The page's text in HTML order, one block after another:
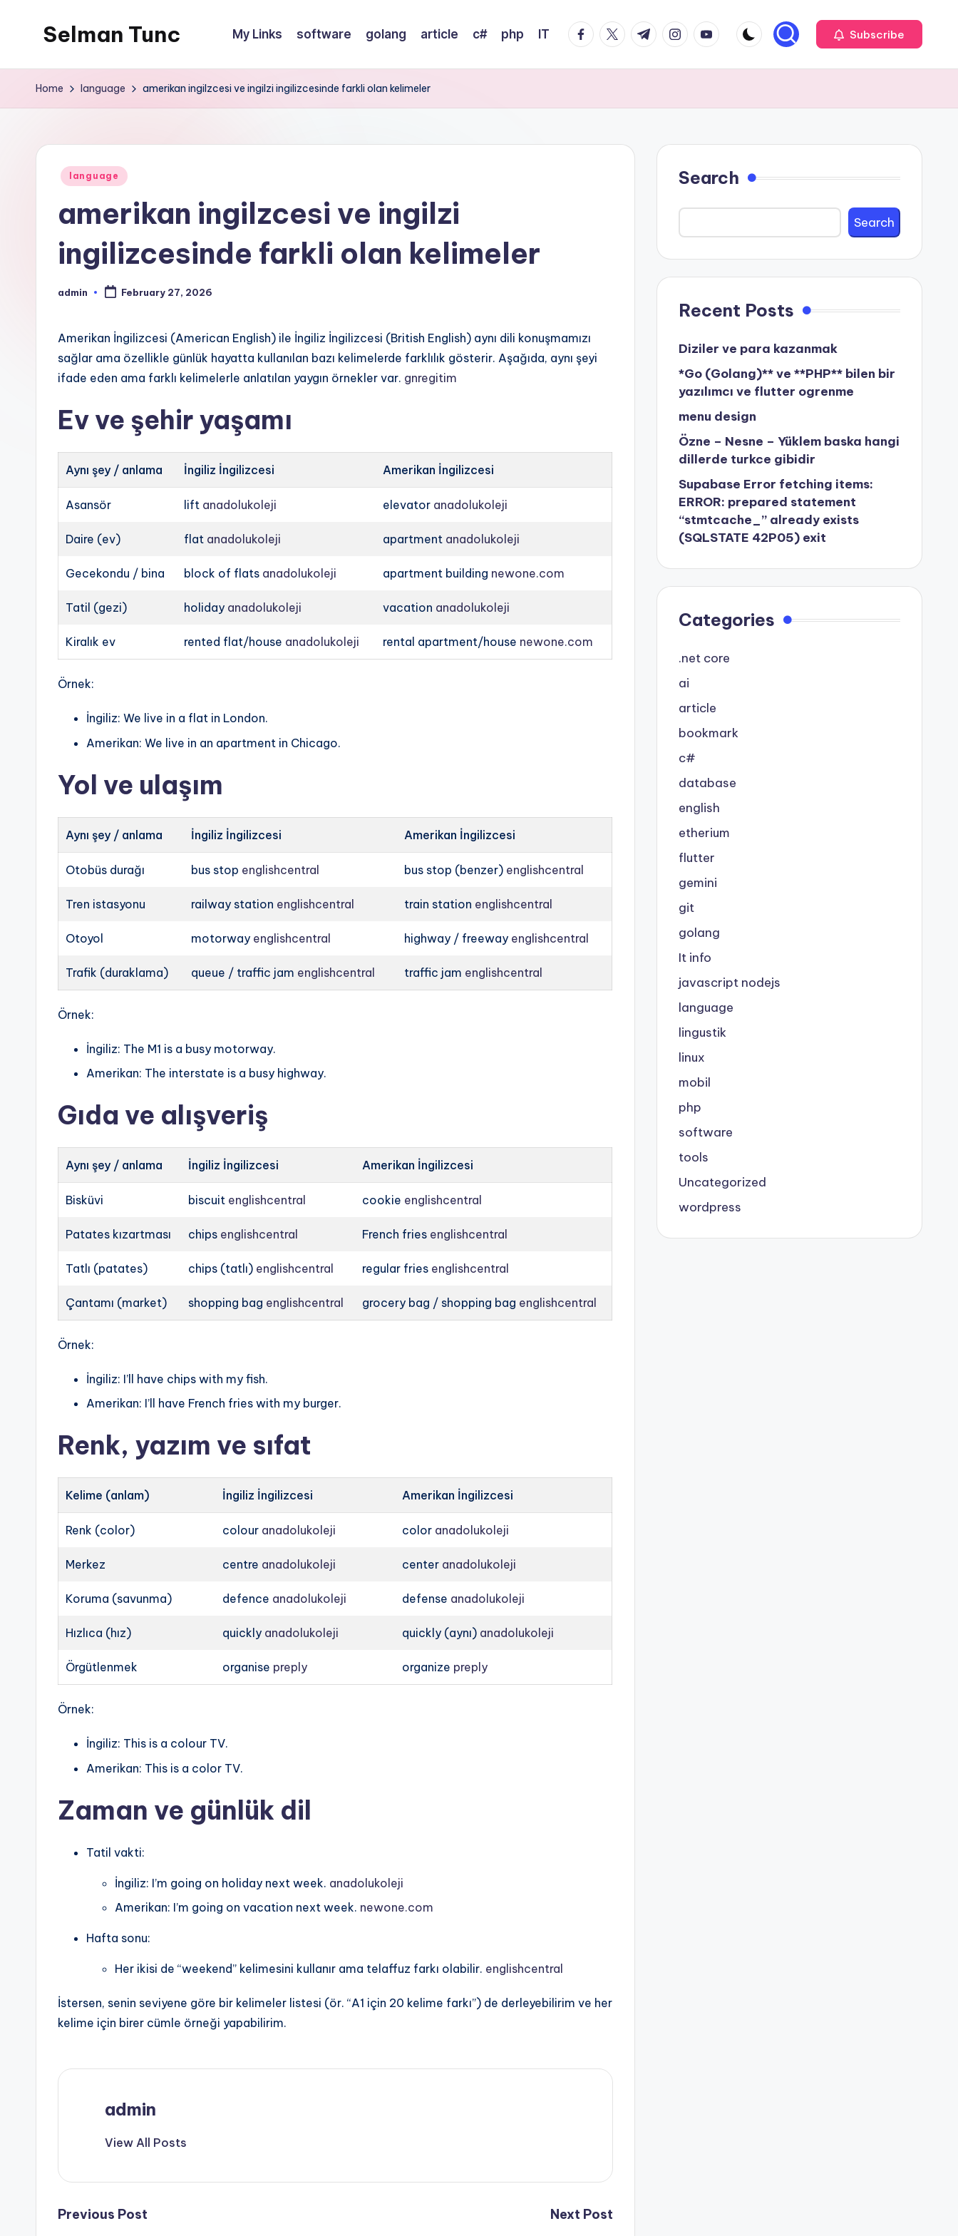
Selman Tunc My Links software golang article c# php IT facebook.com
twitter.com
t.me instagram.com
youtube.com Subscribe
Home language amerikan ingilzcesi ve ingilzi ingilizcesinde farkli olan kelimeler
Posted
language
amerikan ingilzcesi ve ingilzi
ingilizcesinde farkli olan kelimeler
Posted
admin February 27, 2026
Amerikan İngilizcesi (American English) ile İngiliz İngilizcesi (British English) aynı dili konuşmamızı
sağlar ama özellikle günlük hayatta kullanılan bazı kelimelerde farklılık gösterir. Aşağıda, aynı şeyi
ifade eden ama farklı kelimelerle anlatılan yaygın örnekler var. gnregitim
Ev ve şehir yaşamı
Aynı şey / anlama İngiliz İngilizcesi Amerikan İngilizcesi
Asansör lift anadolukoleji elevator anadolukoleji
Daire (ev) flat anadolukoleji apartment anadolukoleji
Gecekondu / bina block of flats anadolukoleji apartment building newone.com
Tatil (gezi) holiday anadolukoleji vacation anadolukoleji
Kiralık ev rented flat/house anadolukoleji rental apartment/house newone.com
Örnek:
İngiliz: We live in a flat in London.
Amerikan: We live in an apartment in Chicago.
Yol ve ulaşım
Aynı şey / anlama İngiliz İngilizcesi Amerikan İngilizcesi
Otobüs durağı bus stop englishcentral bus stop (benzer) englishcentral
Tren istasyonu railway station englishcentral train station englishcentral
Otoyol motorway englishcentral highway / freeway englishcentral
Trafik (duraklama) queue / traffic jam englishcentral traffic jam englishcentral
Örnek:
İngiliz: The M1 is a busy motorway.
Amerikan: The interstate is a busy highway.
Gıda ve alışveriş
Aynı şey / anlama İngiliz İngilizcesi Amerikan İngilizcesi
Bisküvi biscuit englishcentral cookie englishcentral
Patates kızartması chips englishcentral French fries englishcentral
Tatlı (patates) chips (tatlı) englishcentral regular fries englishcentral
Çantamı (market) shopping bag englishcentral grocery bag / shopping bag englishcentral
Örnek:
İngiliz: I’ll have chips with my fish.
Amerikan: I’ll have French fries with my burger.
Renk, yazım ve sıfat
Kelime (anlam) İngiliz İngilizcesi Amerikan İngilizcesi
Renk (color) colour anadolukoleji color anadolukoleji
Merkez centre anadolukoleji center anadolukoleji
Koruma (savunma) defence anadolukoleji defense anadolukoleji
Hızlıca (hız) quickly anadolukoleji quickly (aynı) anadolukoleji
Örgütlenmek organise preply organize preply
Örnek:
İngiliz: This is a colour TV.
Amerikan: This is a color TV.
Zaman ve günlük dil
Tatil vakti:
İngiliz: I’m going on holiday next week. anadolukoleji
Amerikan: I’m going on vacation next week. newone.com
Hafta sonu:
Her ikisi de “weekend” kelimesini kullanır ama telaffuz farkı olabilir. englishcentral
İstersen, senin seviyene göre bir kelimeler listesi (ör. “A1 için 20 kelime farkı”) de derleyebilirim ve her
kelime için birer cümle örneği yapabilirim.
admin
View All Posts
Post
Previous Post Next Post
Search
Search
Recent Posts
Diziler ve para kazanmak
*Go (Golang)** ve **PHP** bilen bir
yazılımcı ve flutter ogrenme
menu design
Özne – Nesne – Yüklem baska hangi
dillerde turkce gibidir
Supabase Error fetching items:
ERROR: prepared statement
“stmtcache_” already exists
(SQLSTATE 42P05) exit
Categories
.net core
ai
article
bookmark
c#
database
english
etherium
flutter
gemini
git
golang
It info
javascript nodejs
language
lingustik
linux
mobil
php
software
tools
Uncategorized
wordpress